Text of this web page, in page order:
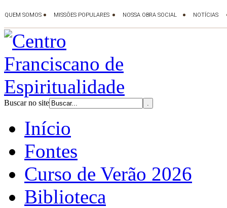
Buscar no site
Início
Fontes
Curso de Verão 2026
Biblioteca